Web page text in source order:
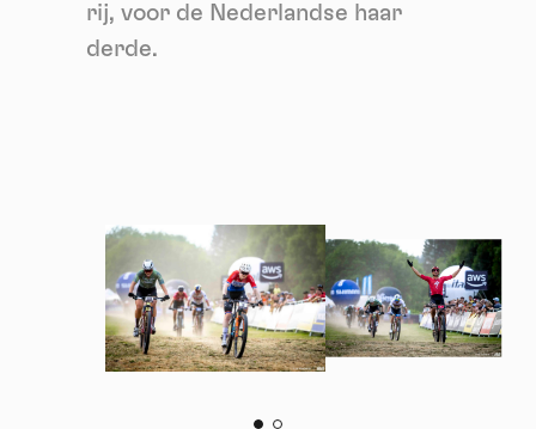
rij, voor de Nederlandse haar
derde.